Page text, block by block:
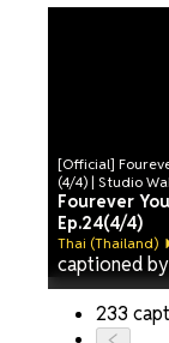
[Official]
(4/4) | Studio
Fourever
Ep.24(4/4)
Thai (Thailand)
captioned by
233